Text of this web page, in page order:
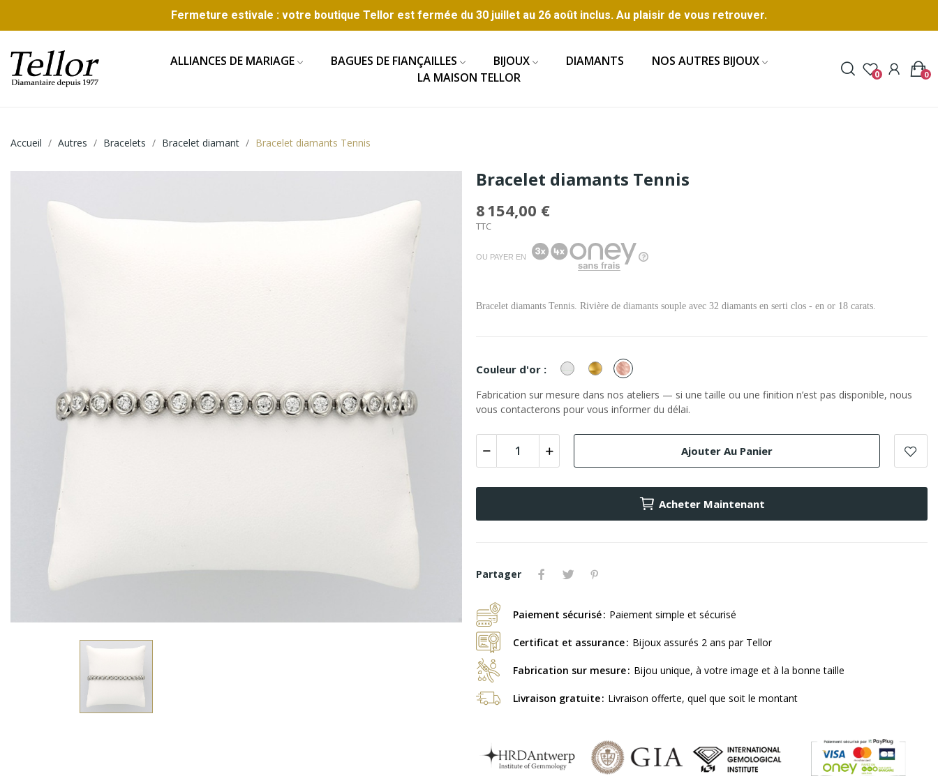
Fermeture estivale : votre boutique Tellor est fermée du 30 juillet au 26 août inclus. Au plaisir de vous retrouver.
ALLIANCES DE MARIAGE BAGUES DE FIANÇAILLES BIJOUX DIAMANTS
NOS AUTRES BIJOUX
LA MAISON TELLOR
0 0
Accueil Autres Bracelets Bracelet diamant Bracelet diamants Tennis
Bracelet diamants Tennis
8 154,00 €
TTC
OU PAYER EN
Bracelet diamants Tennis. Rivière de diamants souple avec 32 diamants en serti clos - en or 18 carats.
Couleur d'or : or
Blanc
or
Jaune
or
Rose
Fabrication sur mesure dans nos ateliers — si une taille ou une finition n’est pas disponible, nous
vous contacterons pour vous informer du délai.
Ajouter Au Panier
Acheter Maintenant
Partager
Paiement sécurisé Paiement simple et sécurisé
Certificat et assurance Bijoux assurés 2 ans par Tellor
Fabrication sur mesure Bijou unique, à votre image et à la bonne taille
Livraison gratuite Livraison offerte, quel que soit le montant